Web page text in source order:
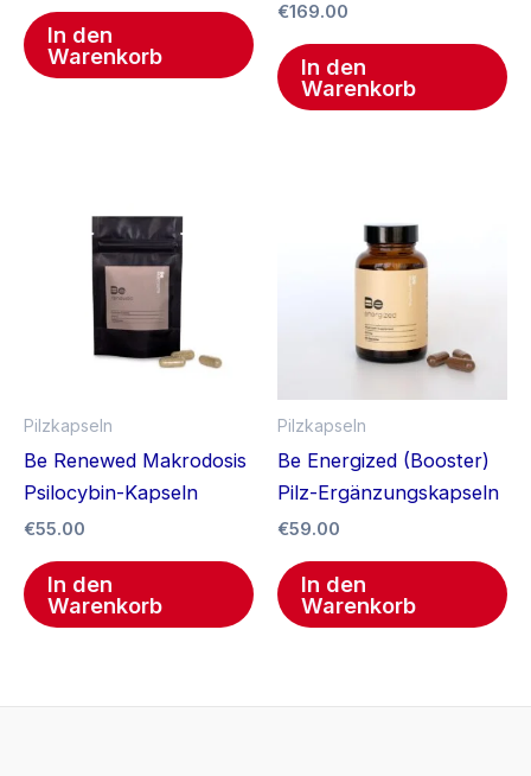
In den
Warenkorb
€169.00
In den
Warenkorb
Pilzkapseln
Be Renewed Makrodosis
Psilocybin-Kapseln
€55.00
In den
Warenkorb
Pilzkapseln
Be Energized (Booster)
Pilz-Ergänzungskapseln
€59.00
In den
Warenkorb